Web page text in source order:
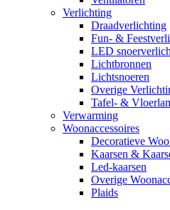
Verlichting
Draadverlichting
Fun- &
LED
Lichtbronnen
Lichtsnoeren
Overige
Tafel- &
Verwarming
Woonaccessoires
Decoratieve
Kaarsen &
Led-kaarsen
Overige
Plaids